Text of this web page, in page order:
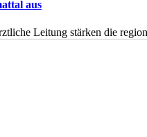
aus
Leitung stärken die